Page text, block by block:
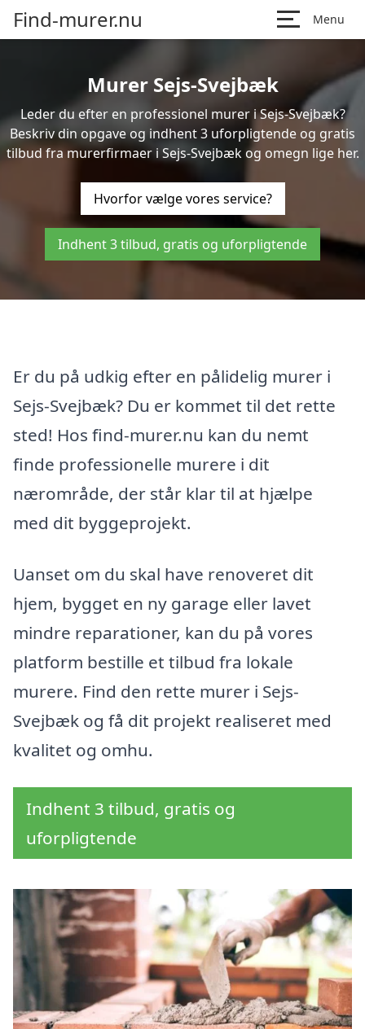
Find-murer.nu Menu
Murer Sejs-Svejbæk
Leder du efter en professionel murer i Sejs-Svejbæk?
Beskriv din opgave og indhent 3 uforpligtende og gratis
tilbud fra murerfirmaer i Sejs-Svejbæk og omegn lige her.
Hvorfor vælge vores service?
Indhent 3 tilbud, gratis og uforpligtende
Er du på udkig efter en pålidelig murer i
Sejs-Svejbæk? Du er kommet til det rette
sted! Hos find-murer.nu kan du nemt
finde professionelle murere i dit
nærområde, der står klar til at hjælpe
med dit byggeprojekt.
Uanset om du skal have renoveret dit
hjem, bygget en ny garage eller lavet
mindre reparationer, kan du på vores
platform bestille et tilbud fra lokale
murere. Find den rette murer i Sejs-
Svejbæk og få dit projekt realiseret med
kvalitet og omhu.
Indhent 3 tilbud, gratis og
uforpligtende